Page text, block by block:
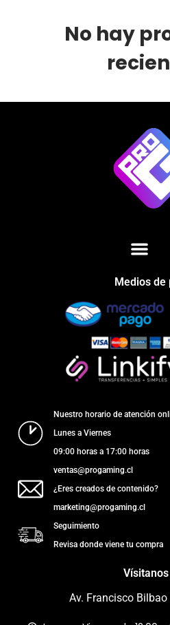
No hay
Medios de
Nuestro horario de atención
Lunes a Viernes
09:00 horas a 17:00 horas
ventas@progaming.cl
¿Eres creados de contenido?
marketing@progaming.cl
Seguimiento
Revisa donde viene tu compra
Av. Francisco